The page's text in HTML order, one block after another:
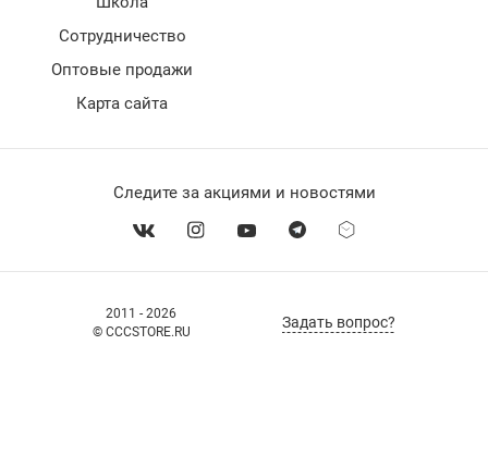
2011 - 2026
© CCCSTORE.RU
Задать вопрос?
Сотрудничество
Оптовые продажи
Карта сайта
Следите за акциями и новостями